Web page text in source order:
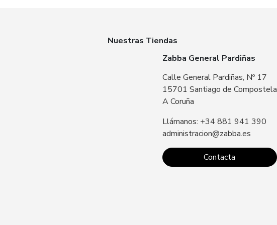
Nuestras Tiendas
Zabba General Pardiñas
Calle General Pardiñas, Nº 17
15701 Santiago de Compostela
A Coruña
Llámanos: +34 881 941 390
administracion@zabba.es
Contacta